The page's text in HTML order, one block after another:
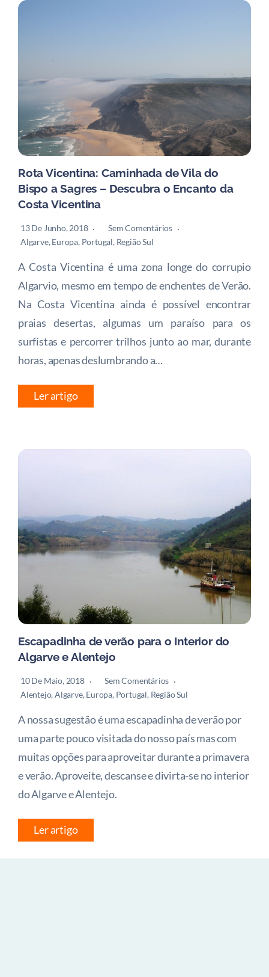
Rota Vicentina: Caminhada de Vila do
Bispo a Sagres – Descubra o Encanto da
Costa Vicentina
13 De Junho, 2018
Sem Comentários
Algarve, Europa, Portugal, Região Sul
A Costa Vicentina é uma zona longe do corrupio
Algarvio, mesmo em tempo de enchentes de Verão.
Na Costa Vicentina ainda é possível encontrar
praias desertas, algumas um paraíso para os
surfistas e percorrer trilhos junto ao mar, durante
horas, apenas deslumbrando a…
Ler artigo
Escapadinha de verão para o Interior do
Algarve e Alentejo
10 De Maio, 2018
Sem Comentários
Alentejo,Algarve, Europa, Portugal, Região Sul
A nossa sugestão é uma escapadinha de verão por
uma parte pouco visitada do nosso país mas com
muitas opções para aproveitar durante a primavera
e verão. Aproveite, descanse e divirta-se no interior
do Algarve e Alentejo.
Ler artigo